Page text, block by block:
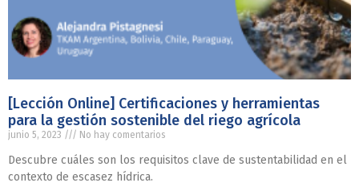
[Lección Online] Certificaciones y herramientas
para la gestión sostenible del riego agrícola
junio 5, 2023 No hay comentarios
Descubre cuáles son los requisitos clave de sustentabilidad en el
contexto de escasez hídrica.